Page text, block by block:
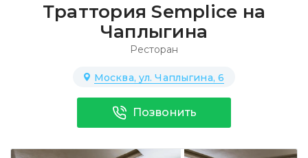
Траттория Semplice на
Чаплыгина
Ресторан
Москва, ул. Чаплыгина, 6
Позвонить